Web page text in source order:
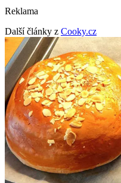
Reklama
Další články z Cooky.cz